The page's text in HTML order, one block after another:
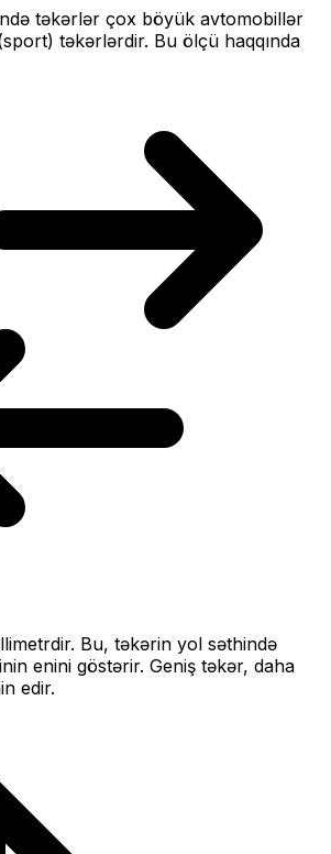
təkərlər çox böyük avtomobillər
təkərlərdir. Bu ölçü haqqında
Bu, təkərin yol səthində
enini göstərir. Geniş təkər, daha
edir.